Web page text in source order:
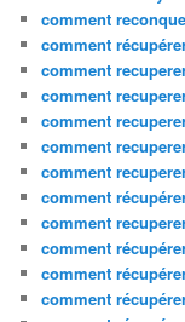
comment
comment
comment
comment
comment
comment
comment
comment
comment
comment
comment
comment